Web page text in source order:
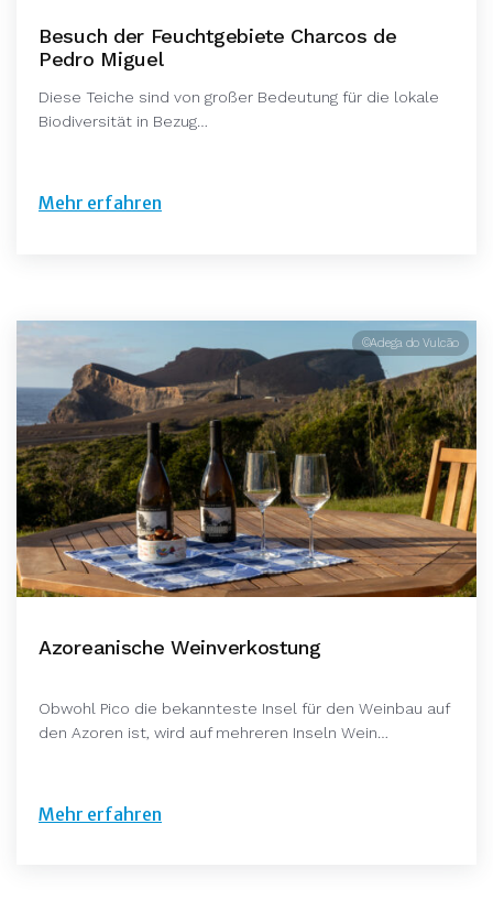
Besuch der Feuchtgebiete Charcos de
Pedro Miguel
Diese Teiche sind von großer Bedeutung für die lokale
Biodiversität in Bezug…
Mehr erfahren
©Adega do Vulcão
Azoreanische Weinverkostung
Obwohl Pico die bekannteste Insel für den Weinbau auf
den Azoren ist, wird auf mehreren Inseln Wein…
Mehr erfahren